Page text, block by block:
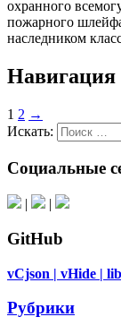
охранного
пожарного
наследником
Навигация
1 2 →
Искать:
Социальные
| |
GitHub
vCjson | vHide |
Рубрики